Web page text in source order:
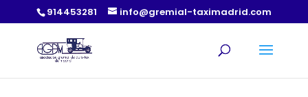
914453281 info@gremial-taximadrid.com